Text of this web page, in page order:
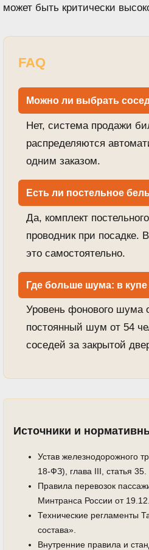
может быть критически
FAQ
Можно ли выбрать
Нет, система продажи
распределяются
одним заказом.
Есть ли постельное
Да, комплект
проводник при посадке.
это самостоятельно.
Где больше шума: в
Уровень фонового шума
постоянный шум от 54
соседей за закрытой
Источники и
Устав железнодорожного
18-ФЗ), глава III, статья 35.
Правила перевозок
Минтранса России от
Технические регламенты
состава».
Внутренние правила и